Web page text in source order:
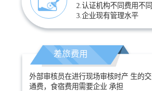
2.认证机构不同费用不同
3.企业现有管理水平
差旅费用
外部审核员在进行现场审核时产 生的交
通费，食宿费用需要企业 承担